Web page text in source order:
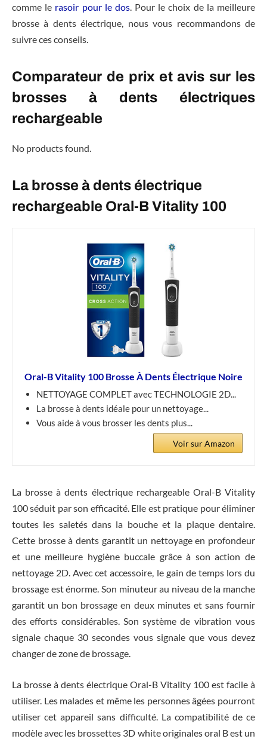
comme le rasoir pour le dos. Pour le choix de la meilleure
brosse à dents électrique, nous vous recommandons de
suivre ces conseils.
Comparateur de prix et avis sur les
brosses à dents électriques
rechargeable
No products found.
La brosse à dents électrique
rechargeable Oral-B Vitality 100
Oral-B Vitality 100 Brosse À Dents Électrique Noire
NETTOYAGE COMPLET avec TECHNOLOGIE 2D...
La brosse à dents idéale pour un nettoyage...
Vous aide à vous brosser les dents plus...
Voir sur Amazon
La brosse à dents électrique rechargeable Oral-B Vitality
100 séduit par son efficacité. Elle est pratique pour éliminer
toutes les saletés dans la bouche et la plaque dentaire.
Cette brosse à dents garantit un nettoyage en profondeur
et une meilleure hygiène buccale grâce à son action de
nettoyage 2D. Avec cet accessoire, le gain de temps lors du
brossage est énorme. Son minuteur au niveau de la manche
garantit un bon brossage en deux minutes et sans fournir
des efforts considérables. Son système de vibration vous
signale chaque 30 secondes vous signale que vous devez
changer de zone de brossage.
La brosse à dents électrique Oral-B Vitality 100 est facile à
utiliser. Les malades et même les personnes âgées pourront
utiliser cet appareil sans difficulté. La compatibilité de ce
modèle avec les brossettes 3D white originales oral B est un